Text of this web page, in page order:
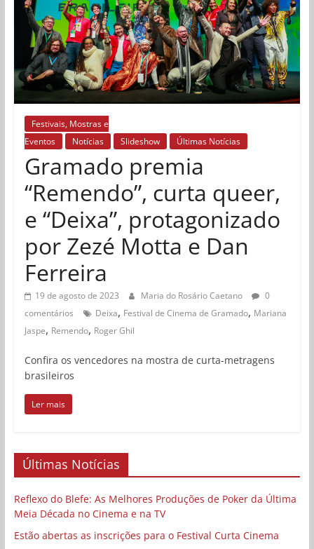
Festivais, Mostras e
Eventos
Notícias Slideshow Últimas Notícias
Gramado premia
“Remendo”, curta queer,
e “Deixa”, protagonizado
por Zezé Motta e Dan
Ferreira
19 de agosto de 2023 Maria do Rosário Caetano
0
comentários
Deixa, Festival de Cinema de Gramado, Mariana
Jaspe, Remendo, Roger Ghil
Confira os vencedores na mostra de curta-metragens
brasileiros
Ler mais
Últimas Notícias
Reflexo do Blefe: As Melhores Produções de Poker da Última
Meia Década no Cinema e na TV
Estão abertas as inscrições para o Festival Curta Cinema